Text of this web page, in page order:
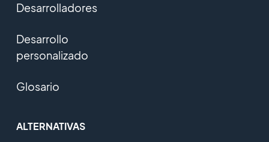
Desarrolladores
Desarrollo
personalizado
Glosario
ALTERNATIVAS